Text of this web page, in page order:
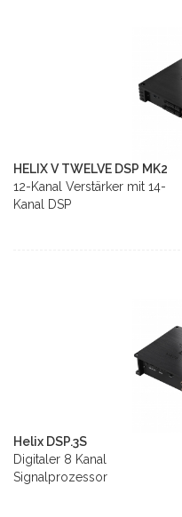
HELIX V TWELVE DSP MK2
12-Kanal Verstärker mit 14-
Kanal DSP
Helix DSP.3S
Digitaler 8 Kanal
Signalprozessor